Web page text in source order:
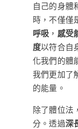
自己的身體
時，不僅僅
呼吸 ， 感受
度以符合自
化我們的體
我們更加了
的能量。
除了體位法，
分。透過深